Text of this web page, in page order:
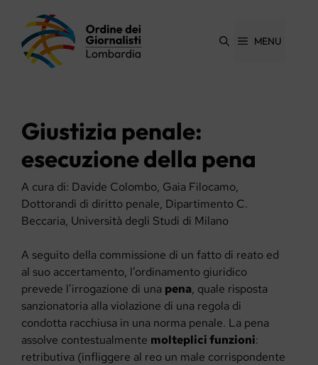
contenuto
MENU
Giustizia penale:
esecuzione della pena
A cura di: Davide Colombo, Gaia Filocamo,
Dottorandi di diritto penale, Dipartimento C.
Beccaria, Università degli Studi di Milano
A seguito della commissione di un fatto di reato ed
al suo accertamento, l’ordinamento giuridico
prevede l’irrogazione di una pena, quale risposta
sanzionatoria alla violazione di una regola di
condotta racchiusa in una norma penale. La pena
assolve contestualmente molteplici funzioni:
retributiva (infliggere al reo un male corrispondente